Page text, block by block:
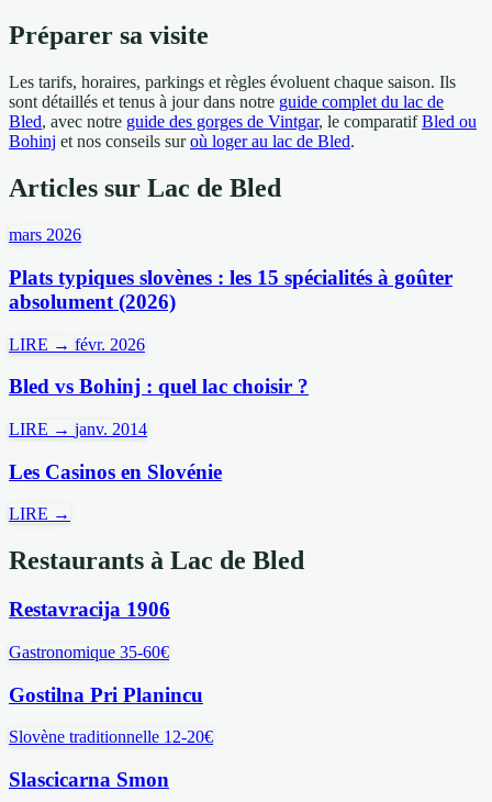
Préparer sa visite
Les tarifs, horaires, parkings et règles évoluent chaque saison. Ils
sont détaillés et tenus à jour dans notre guide complet du lac de
Bled, avec notre guide des gorges de Vintgar, le comparatifBled ou
Bohinj et nos conseils suroù loger au lac de Bled.
Articles sur Lac de Bled
mars 2026
Plats typiques slovènes : les 15 spécialités à goûter
absolument (2026)
LIRE → févr. 2026
Bled vs Bohinj : quel lac choisir ?
LIRE → janv. 2014
Les Casinos en Slovénie
LIRE →
Restaurants à Lac de Bled
Restavracija 1906
Gastronomique 35-60€
Gostilna Pri Planincu
Slovène traditionnelle 12-20€
Slascicarna Smon